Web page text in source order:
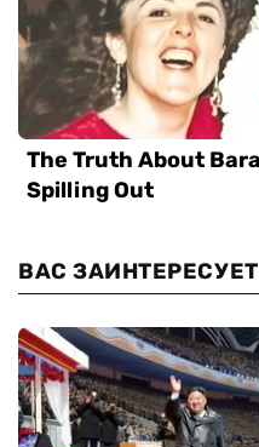
ВАС ЗАИНТЕРЕСУЕТ